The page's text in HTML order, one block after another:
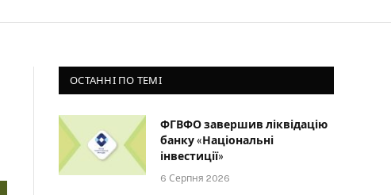
ОСТАННІ ПО ТЕМІ
ФГВФО завершив ліквідацію
банку «Національні
інвестиції»
6 Серпня 2026